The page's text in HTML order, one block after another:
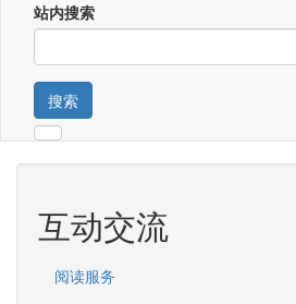
站内搜索
搜索
互动交流
阅读服务